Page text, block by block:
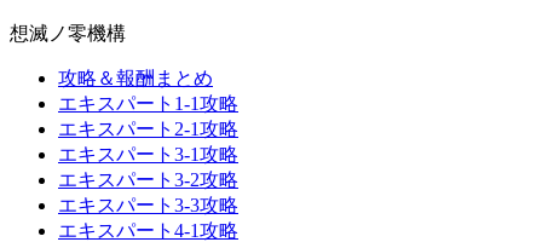
想滅ノ零機構
攻略＆報酬まとめ
エキスパート1-1攻略
エキスパート2-1攻略
エキスパート3-1攻略
エキスパート3-2攻略
エキスパート3-3攻略
エキスパート4-1攻略